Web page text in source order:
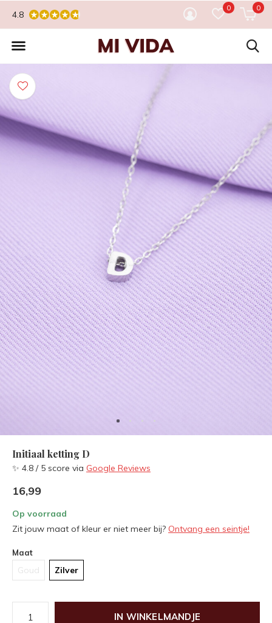
0 0
4.8
Initiaal ketting D
✨ 4.8 / 5 score via Google Reviews
16,99
Op voorraad
Zit jouw maat of kleur er niet meer bij? Ontvang een seintje!
Maat
Goud Zilver
IN WINKELMANDJE